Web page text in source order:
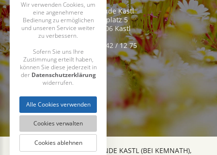
Gemeinde Kastl
Kirchplatz 5
D-95506 Kastl
Tel. 09642 / 12 75
2026 COPYRIGHT GEMEINDE KASTL (BEI KEMNATH),
Wir verwenden Cookies, um
eine angenehmere
Bedienung zu ermöglichen
und unseren Service weiter
zu verbessern.
Sofern Sie uns Ihre
Zustimmung erteilt haben,
können Sie diese jederzeit in
der Datenschutzerklärung
widerrufen.
Alle Cookies verwenden
Cookies verwalten
Cookies ablehnen